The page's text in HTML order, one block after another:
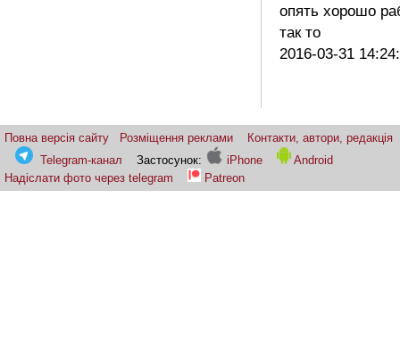
опять хорошо
так то
2016-03-31
Повна версія сайту Розміщення реклами
Контакти, автори, редакція
Telegram-канал
Застосунок: iPhone
Android
Надіслати фото через telegram
Patreon